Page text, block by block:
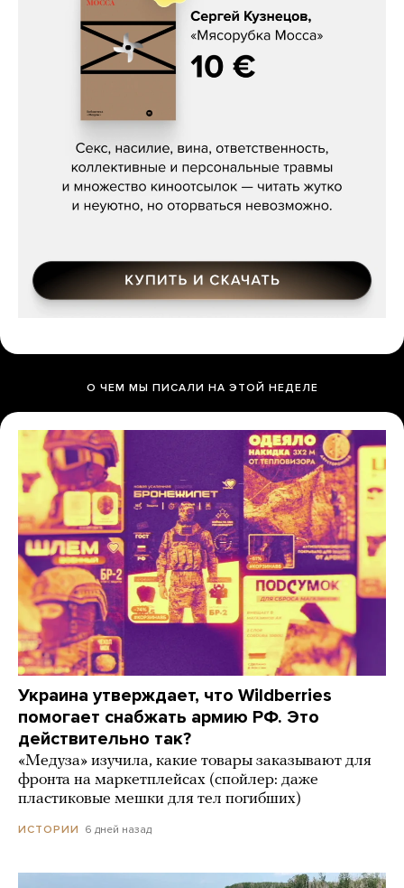
Сергей Кузнецов, «Мясорубка
О ЧЕМ МЫ ПИСАЛИ НА ЭТОЙ НЕДЕЛЕ
Украина утверждает, что Wildberries
помогает снабжать армию РФ. Это
действительно так?
«Медуза» изучила, какие товары заказывают для
фронта на маркетплейсах (спойлер: даже
пластиковые мешки для тел погибших)
ИСТОРИИ 6 дней назад